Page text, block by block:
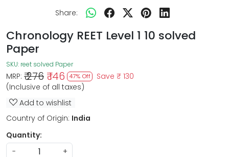
Share:
Chronology REET Level 1 10 solved
Paper
SKU: reet solved Paper
MRP: ₹ 276 ₹ 146 47% Off Save ₹ 130
(Inclusive of all taxes)
Add to wishlist
Country of Origin: India
Quantity:
-
+